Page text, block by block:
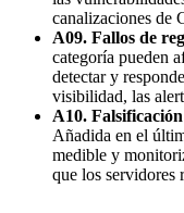
canalizaciones de
A09. Fallos de
categoría pueden
detectar y
visibilidad, las
A10.
Añadida en el
medible y
que los servidores